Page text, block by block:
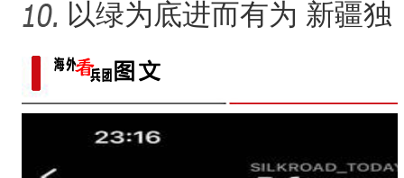
的向往之地？
以绿为底进而有为 新疆独
山子石化如何建成“花园工